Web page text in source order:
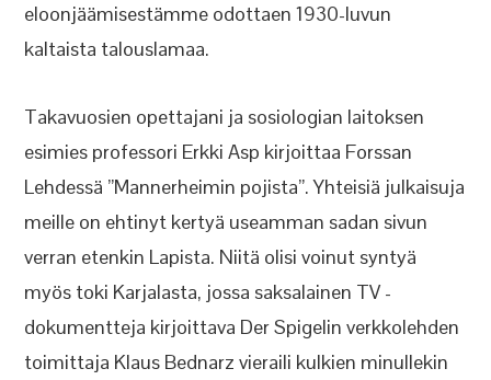
eloonjäämisestämme odottaen 1930-luvun
kaltaista talouslamaa.
Takavuosien opettajani ja sosiologian laitoksen
esimies professori Erkki Asp kirjoittaa Forssan
Lehdessä ”Mannerheimin pojista”. Yhteisiä julkaisuja
meille on ehtinyt kertyä useamman sadan sivun
verran etenkin Lapista. Niitä olisi voinut syntyä
myös toki Karjalasta, jossa saksalainen TV -
dokumentteja kirjoittava Der Spigelin verkkolehden
toimittaja Klaus Bednarz vieraili kulkien minullekin